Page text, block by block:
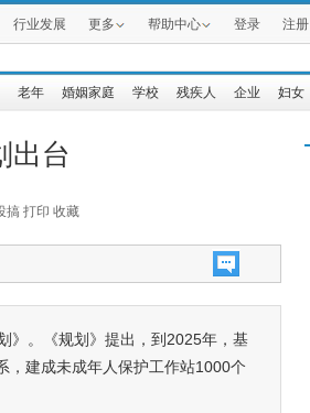
行业发展 更多 帮助中心 登录 注册
老年 婚姻家庭 学校 残疾人 企业 妇女
出台
搞 打印 收藏
》。《规划》提出，到2025年，基
，建成未成年人保护工作站1000个